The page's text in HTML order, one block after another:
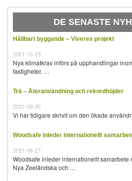
DE SENASTE
Hållbart byggande – Viveres projekt
2021-10-29
Nya klimatkrav införs på upphandlingar
fastigheter. …
Trä – Återanvändning och rekordhöjder
2021-09-30
Vi har tidigare skrivit om den ökade
Woodsafe inleder internationellt
2021-08-27
Woodsafe inleder internationellt samarbete
Nya Zeeländska och …